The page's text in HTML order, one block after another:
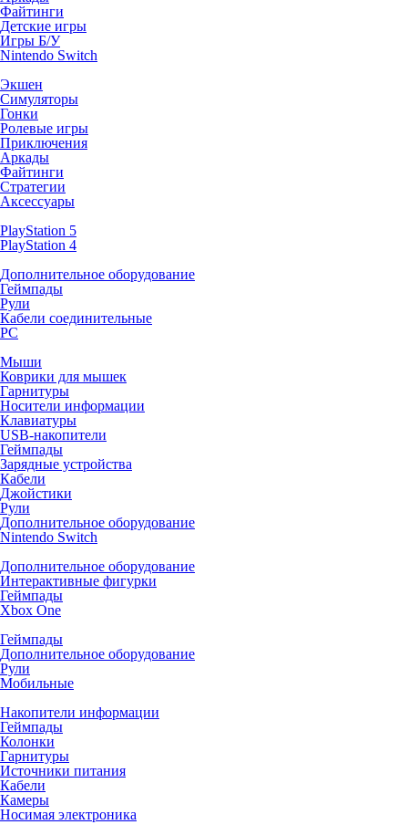
Файтинги
Детские игры
Игры Б/У
Nintendo Switch
Экшен
Симуляторы
Гонки
Ролевые игры
Приключения
Аркады
Файтинги
Стратегии
Аксессуары
PlayStation 5
PlayStation 4
Дополнительное оборудование
Геймпады
Рули
Кабели соединительные
PC
Мыши
Коврики для мышек
Гарнитуры
Носители информации
Клавиатуры
USB-накопители
Геймпады
Зарядные устройства
Кабели
Джойстики
Рули
Дополнительное оборудование
Nintendo Switch
Дополнительное оборудование
Интерактивные фигурки
Геймпады
Xbox One
Геймпады
Дополнительное оборудование
Рули
Мобильные
Накопители информации
Геймпады
Колонки
Гарнитуры
Источники питания
Кабели
Камеры
Носимая электроника